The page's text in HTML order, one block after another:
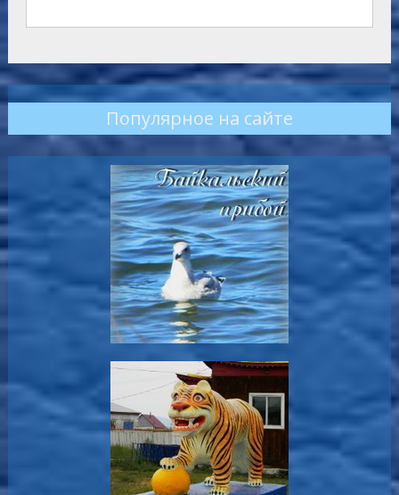
Популярное на сайте